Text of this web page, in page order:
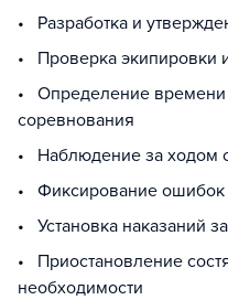
• Разработка и
• Проверка экипировки
• Определение времени
соревнования
• Наблюдение за ходом
• Фиксирование
• Установка наказаний
• Приостановление
необходимости